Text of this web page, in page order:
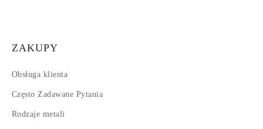
ZAKUPY
Obsługa klienta
Często Zadawane Pytania
Rodzaje metali